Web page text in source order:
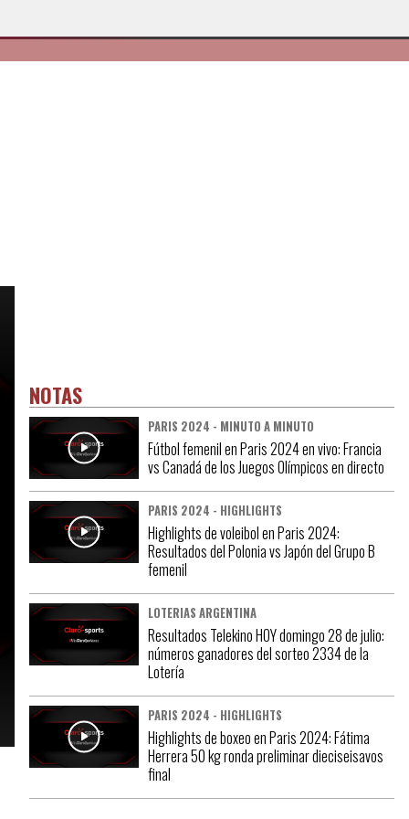
NOTAS
PARIS 2024 - MINUTO A MINUTO
Fútbol femenil en Paris 2024 en vivo: Francia
vs Canadá de los Juegos Olímpicos en directo
PARIS 2024 - HIGHLIGHTS
Highlights de voleibol en Paris 2024:
Resultados del Polonia vs Japón del Grupo B
femenil
LOTERIAS ARGENTINA
Resultados Telekino HOY domingo 28 de julio:
números ganadores del sorteo 2334 de la
Lotería
PARIS 2024 - HIGHLIGHTS
Highlights de boxeo en Paris 2024: Fátima
Herrera 50 kg ronda preliminar dieciseisavos
final